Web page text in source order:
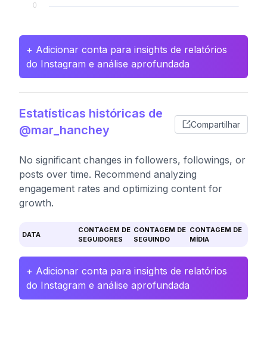
+ Adicionar conta para insights de relatórios
do Instagram e análise aprofundada
Estatísticas históricas de
@mar_hanchey
Compartilhar
No significant changes in followers, followings, or
posts over time. Recommend analyzing
engagement rates and optimizing content for
growth.
DATA
CONTAGEM DE
SEGUIDORES
CONTAGEM DE
SEGUINDO
CONTAGEM DE
MÍDIA
+ Adicionar conta para insights de relatórios
do Instagram e análise aprofundada